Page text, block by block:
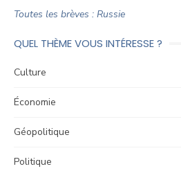
Toutes les brèves : Russie
QUEL THÈME VOUS INTÉRESSE ?
Culture
Économie
Géopolitique
Politique